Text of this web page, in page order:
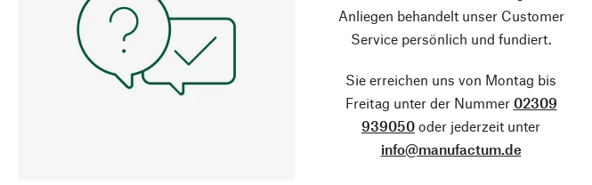
Anliegen behandelt unser Customer
Service persönlich und fundiert.
Sie erreichen uns von Montag bis
Freitag unter der Nummer 02309
939050 oder jederzeit unter
info@manufactum.de